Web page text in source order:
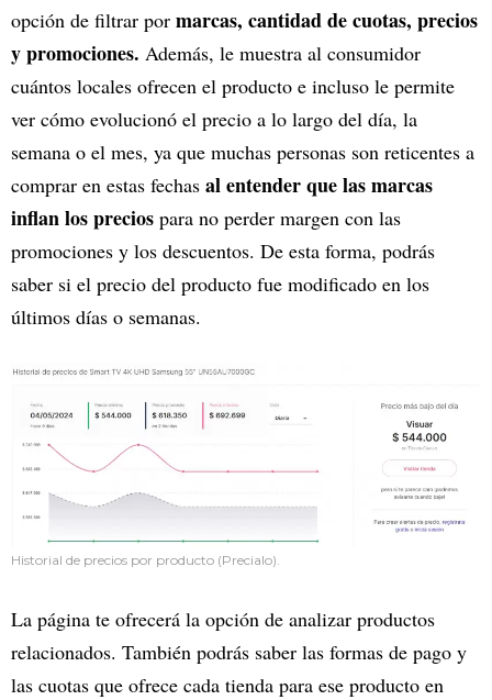
opción de filtrar por marcas, cantidad de cuotas, precios
y promociones. Además, le muestra al consumidor
cuántos locales ofrecen el producto e incluso le permite
ver cómo evolucionó el precio a lo largo del día, la
semana o el mes, ya que muchas personas son reticentes a
comprar en estas fechas al entender que las marcas
inflan los precios para no perder margen con las
promociones y los descuentos. De esta forma, podrás
saber si el precio del producto fue modificado en los
últimos días o semanas.
Historial de precios por producto (Precialo).
La página te ofrecerá la opción de analizar productos
relacionados. También podrás saber las formas de pago y
las cuotas que ofrece cada tienda para ese producto en